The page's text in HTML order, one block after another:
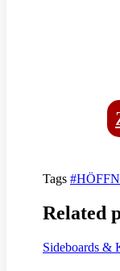
Tags
Related
Sideboards &